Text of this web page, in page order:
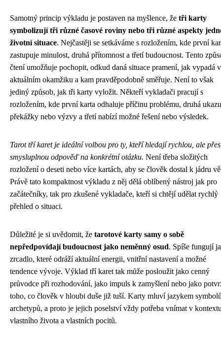
Samotný princip výkladu je postaven na myšlence, že tři karty
symbolizují tři různé časové roviny nebo tři různé aspekty
životní situace. Nejčastěji se setkáváme s rozložením, kde první
zastupuje minulost, druhá přítomnost a třetí budoucnost. Tento
čtení umožňuje pochopit, odkud daná situace pramení, jak vypadá v
aktuálním okamžiku a kam pravděpodobně směřuje. Není to však
jediný způsob, jak tři karty vyložit. Někteří vykladači pracují s
rozložením, kde první karta odhaluje příčinu problému, druhá
překážky nebo výzvy a třetí nabízí možné řešení nebo výsledek.
Tarot tří karet je ideální volbou pro ty, kteří hledají rychlou, ale
smysluplnou odpověď na konkrétní otázku. Není třeba složitých
rozložení o deseti nebo více kartách, aby se člověk dostal k jádru
Právě tato kompaktnost výkladu z něj dělá oblíbený nástroj jak pro
začátečníky, tak pro zkušené vykladače, kteří si chtějí udělat rychlý
přehled o situaci.
Důležité je si uvědomit, že tarotové karty samy o sobě
nepředpovídají budoucnost jako neměnný osud. Spíše fungují
zrcadlo, které odráží aktuální energii, vnitřní nastavení a možné
tendence vývoje. Výklad tří karet tak může posloužit jako cenný
průvodce při rozhodování, jako impuls k zamyšlení nebo jako
toho, co člověk v hloubi duše již tuší. Karty mluví jazykem
archetypů, a proto je jejich poselství vždy potřeba vnímat v
vlastního života a vlastních pocitů.